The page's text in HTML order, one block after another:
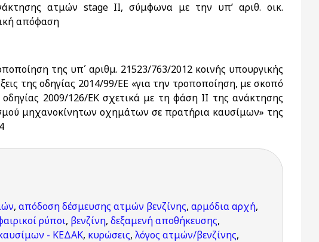
ατμών stage II, σύμφωνα με την υπ’ αριθ. οικ.
απόφαση
της υπ΄ αριθμ. 21523/763/2012 κοινής υπουργικής
της οδηγίας 2014/99/ΕΕ «για την τροποποίηση, με σκοπό
2009/126/ΕΚ σχετικά με τη φάση ΙΙ της ανάκτησης
μηχανοκίνητων οχημάτων σε πρατήρια καυσίμων» της
, απόδοση δέσμευσης ατμών βενζίνης, αρμόδια αρχή,
ρύποι, βενζίνη, δεξαμενή αποθήκευσης,
καυσίμων - ΚΕΔΑΚ, κυρώσεις, λόγος ατμών/βενζίνης,